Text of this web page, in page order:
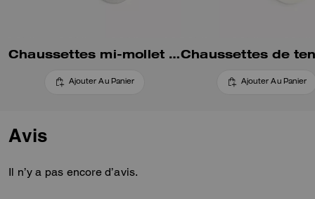
Chaussettes mi-mollet soho
Ajouter Au Panier Ajouter Au Panier
Avis
Il n’y a pas encore d’avis.